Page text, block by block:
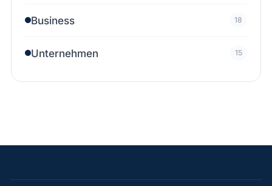
Business 18
Unternehmen 15